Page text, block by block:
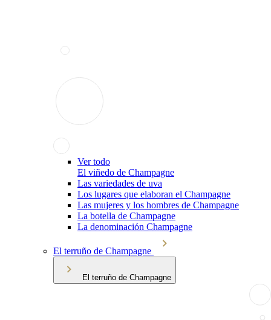
Ver todo
El viñedo de Champagne
Las variedades de uva
Los lugares que elaboran el Champagne
Las mujeres y los hombres de Champagne
La botella de Champagne
La denominación Champagne
El terruño de Champagne
El terruño de Champagne